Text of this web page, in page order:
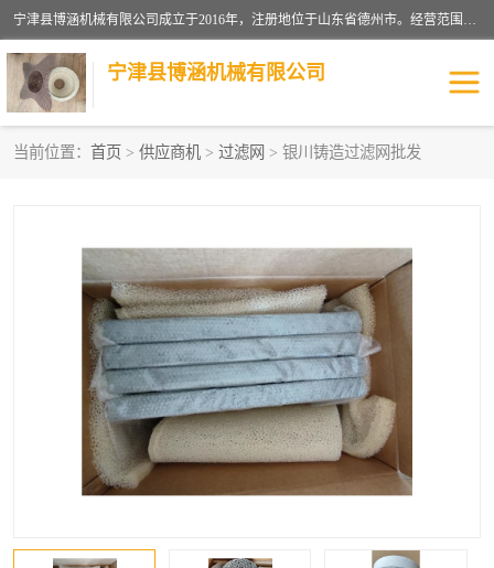
宁津县博涵机械有限公司成立于2016年，注册地位于山东省德州市。经营范围包括：机械设备研发、生产及销售，铸造用造型材料生产、销售，玻璃纤维及制品制造、销售，汽车零配件零售，机械零件、零部件加工，机械零件、零部件销售等；主要产品有：纤维过滤网,陶瓷过滤器,泡沫陶瓷过滤器,耐高温纤维过滤器,铸铁过滤器,铸铜过滤网,铸铝过滤网,铝轮毂过滤网,高效过滤网,高效陶瓷过滤网,高效纤维过滤网。
宁津县博涵机械有限公司
当前位置： 首页 > 供应商机 > 过滤网 > 银川铸造过滤网批发
纤维网 挡渣棉
挡渣网 避脏网